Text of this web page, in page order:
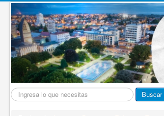
Buscar... Buscar